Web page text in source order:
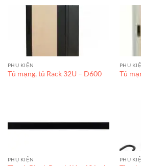
PHỤ KIỆN
Tủ mạng, tủ Rack 32U – D600
PHỤ
Tủ
PHỤ KIỆN PHỤ